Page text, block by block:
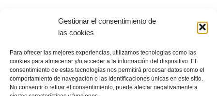
Gestionar el consentimiento de
las cookies
Para ofrecer las mejores experiencias, utilizamos tecnologías como las
cookies para almacenar y/o acceder a la información del dispositivo. El
consentimiento de estas tecnologías nos permitirá procesar datos como el
comportamiento de navegación o las identificaciones únicas en este sitio.
No consentir o retirar el consentimiento, puede afectar negativamente a
Quienes somos